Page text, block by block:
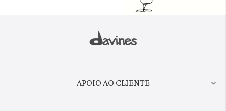
APOIO AO CLIENTE